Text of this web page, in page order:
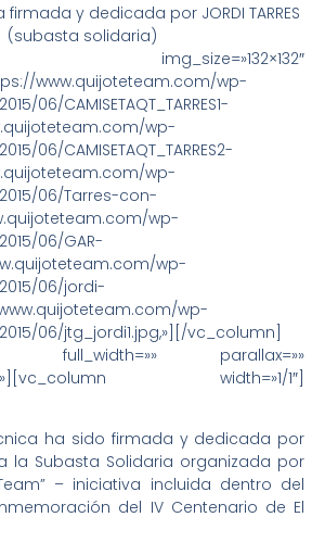
y dedicada por JORDI TARRES
(subasta solidaria)
www.quijoteteam.com/wp-
06/CAMISETAQT_TARRES1-
wp-
06/CAMISETAQT_TARRES2-
wp-
06/Tarres-con-
wp-
06/GAR-
wp-
06/jordi-
wp-
06/jtg_jordi1.jpg,»][/vc_column]
full_width=»» parallax=»»
width=»1/1″]
ha sido firmada y dedicada por
la Subasta Solidaria organizada por
– iniciativa incluida dentro del
del IV Centenario de El